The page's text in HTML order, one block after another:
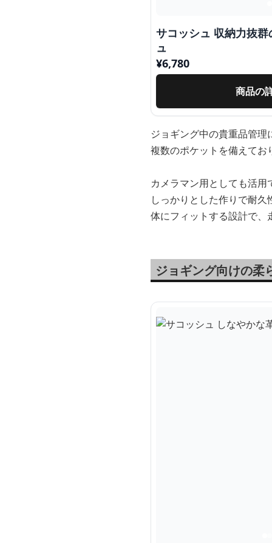
サコッシュ 収納力抜
ュ
¥6,780
商品の
ジョギング中の貴重品管
複数のポケットを備えて
カメラマン用としても活
しっかりとした作りで耐
体にフィットする設計で
ジョギング向けの柔